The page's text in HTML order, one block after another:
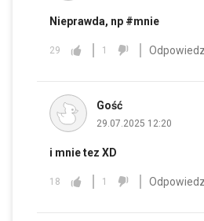
Nieprawda, np #mnie
29 1
Gość
29.07.2025 12:20
i mnie tez XD
18 1